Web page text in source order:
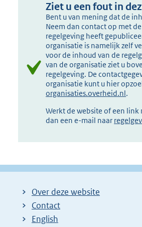
Ziet u een fout in
Bent u van mening dat de
Neem dan contact op met
regelgeving heeft
organisatie is namelijk zelf
voor de inhoud van de
van de organisatie ziet u
regelgeving. De
organisatie kunt u hier
organisaties.overheid.nl.
Werkt de website of een link
dan een e-mail naar
Over deze website
Contact
English